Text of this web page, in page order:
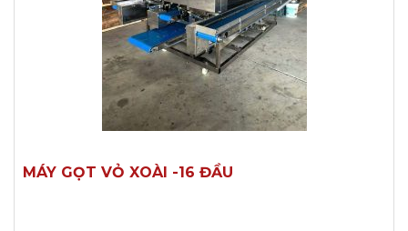
MÁY GỌT VỎ XOÀI -16 ĐẦU